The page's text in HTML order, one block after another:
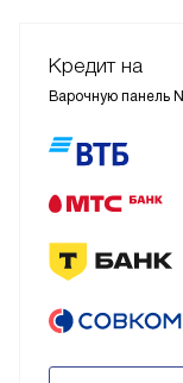
Кредит на
Варочную панель